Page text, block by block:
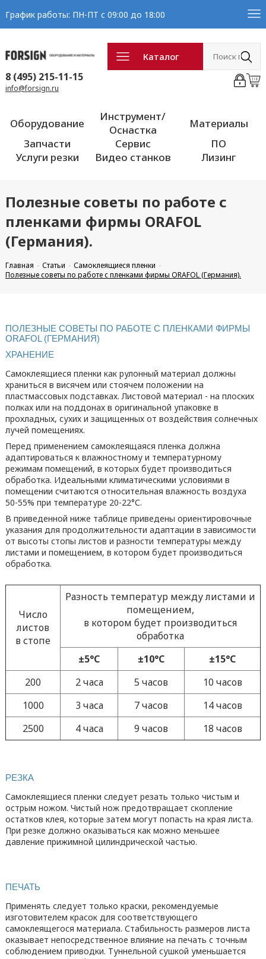
График работы: ПН-ПТ с 09:00 до 18:00
Каталог
8 (495) 215-11-15
info@forsign.ru
Оборудование
Инструмент/
Оснастка
Материалы
Запчасти
Сервис
ПО
Услуги резки
Видео станков Лизинг
Полезные советы по работе с
пленками фирмы ORAFOL
(Германия).
Главная Статьи
Самоклеящиеся пленки
Полезные советы по работе с пленками фирмы ORAFOL (Германия).
ПОЛЕЗНЫЕ СОВЕТЫ ПО РАБОТЕ С ПЛЕНКАМИ ФИРМЫ
ORAFOL (ГЕРМАНИЯ)
ХРАНЕНИЕ
Самоклеящиеся пленки как рулонный материал должны
храниться в висячем или стоячем положении на
пластмассовых подставках. Листовой материал - на плоских
полках или на поддонах в оригинальной упаковке в
прохладных, сухих и защищенных от воздействия солнечных
лучей помещениях.
Перед применением самоклеящаяся пленка должна
адаптироваться к влажностному и температурному
режимам помещений, в которых будет производиться
обработка. Идеальными климатическими условиями в
помещении считаются относительная влажность воздуха
50-55% при температуре 20-22°С.
В приведенной ниже таблице приведены ориентировочные
указания для продолжительности адаптации в зависимости
от высоты стопы листов и разности температуры между
листами и помещением, в котором будет производиться
обработка.
Число
листов
в стопе
Разность температур между листами и
помещением,
в котором будет производиться
обработка
±5°С
±10°С
±15°С
200
2 часа 5 часов
10 часов
1000
3 часа 7 часов
14 часов
2500
4 часа 9 часов 18 часов
РЕЗКА
Самоклеящиеся пленки следует резать только чистым и
острым ножом. Чистый нож предотвращает скопление
остатков клея, которые затем могут попасть на края листа.
При резке должно оказываться как можно меньшее
давление прижимной цилиндрической частью.
ПЕЧАТЬ
Применять следует только краски, рекомендуемые
изготовителем красок для соответствующего
самоклеящегося материала. Стабильность размеров листа
оказывает непосредственное влияние на печать с точным
соблюдением приводки. Туннельной сушкой уменьшается